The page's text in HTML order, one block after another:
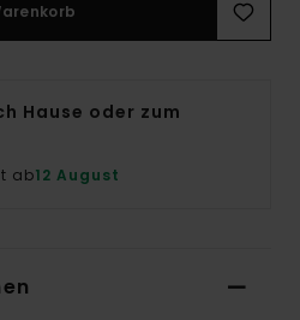
Hause oder zum
ab12 August